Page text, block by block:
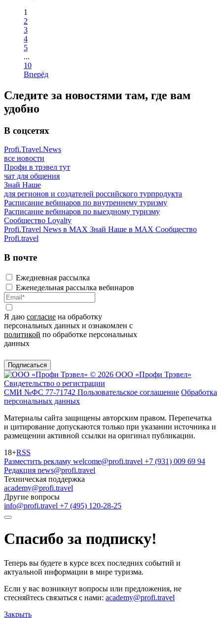
1
2
3
4
5
...
10
Вперёд
Следите за новостями там, где вам
удобно
В соцсетях
Profi.Travel.News
все новости
Профи в трэвел тут
чат для общения
Знай Наше
для регионов и создателей российского турпродукта
Расписание вебинаров по внутреннему туризму
Расписание вебинаров по выездному туризму
Сообщество Loyalty
Profi.Travel News в MAX Знай Наше в MAX Сообщество
Profi.travel
В почте
Ежедневная рассылка
Еженедельная рассылка вебинаров
Я даю согласие на обработку
персональных данных и ознакомлен с
политикой по обработке персональных
данных
Подписаться
© 2026 ООО «Профи Трэвeл»
Свидетельство о регистрации
СМИ №ФС 77-71742 Пользовательское соглашение Обработка
персональных данных
Материалы сайта защищены авторским правом. Перепечатка
и цитирование допускаются только при указании источника и
размещении активной ссылки на оригинал публикации.
18+RSS
Разместить рекламу welcome@profi.travel +7 (931) 009 69 94
Редакция news@profi.travel
Техническая поддержка
academy@profi.travel
Другие вопросы
info@profi.travel +7 (495) 120-28-25
Спасибо за подписку!
Теперь вы будете в курсе всех последних событий и
актуальной информации в мире туризма.
Если у вас возникнут вопросы или предложения, не
стесняйтесь связаться с нами: academy@profi.travel
Закрыть